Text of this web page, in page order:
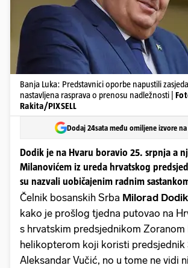
Banja Luka: Predstavnici oporbe napustili
nastavljena rasprava o prenosu nadležnosti |
Rakita/PIXSELL
Dodaj 24sata među omiljene izvore na
Dodik je na Hvaru boravio 25. srpnja a
Milanovićem iz ureda hrvatskog
su nazvali uobičajenim radnim
Čelnik bosanskih Srba Milorad Dodik
kako je prošlog tjedna putovao na
s hrvatskim predsjednikom Zoranom
helikopterom koji koristi predsjednik
Aleksandar Vučić, no u tome ne vidi